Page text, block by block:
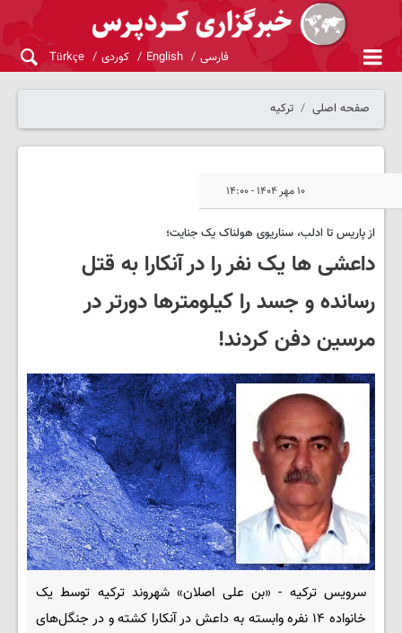
فارسی English کوردی Türkçe
صفحه اصلی ترکیه
۱۰ مهر ۱۴۰۴ - ۱۴:۰۰
از پاریس تا ادلب، سناریوی هولناک یک جنایت؛
داعشی ها یک نفر را در آنکارا به قتل
رسانده و جسد را کیلومترها دورتر در
مرسین دفن کردند!
سرویس ترکیه - «بن علی اصلان» شهروند ترکیه توسط یک
خانواده ۱۴ نفره وابسته به داعش در آنکارا کشته و در جنگل‌های